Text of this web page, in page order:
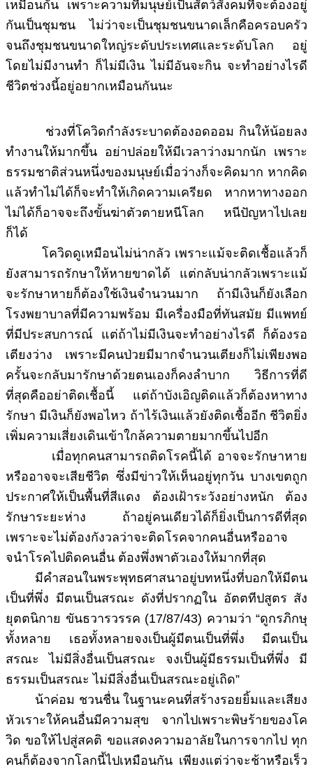
เหมือนกัน เพราะความที่มนุษย์เป็นสัตว์สังคมที่จะต้องอยู่
กันเป็นชุมชน ไม่ว่าจะเป็นชุมชนขนาดเล็กคือครอบครัว
จนถึงชุมชนขนาดใหญ่ระดับประเทศและระดับโลก อยู่
โดยไม่มีงานทำ ก็ไม่มีเงิน ไม่มีอันจะกิน จะทำอย่างไรดี
ชีวิตช่วงนี้อยู่อยากเหมือนกันนะ
ช่วงที่โควิดกำลังระบาดต้องอดออม กินให้น้อยลง
ทำงานให้มากขึ้น อย่าปล่อยให้มีเวลาว่างมากนัก เพราะ
ธรรมชาติส่วนหนึ่งของมนุษย์เมื่อว่างก็จะคิดมาก หากคิด
แล้วทำไม่ได้ก็จะทำให้เกิดความเครียด หากหาทางออก
ไม่ได้ก็อาจจะถึงขั้นฆ่าตัวตายหนีโลก หนีปัญหาไปเลย
ก็ได้
โควิดดูเหมือนไม่น่ากลัว เพราะแม้จะติดเชื้อแล้วก็
ยังสามารถรักษาให้หายขาดได้ แต่กลับน่ากลัวเพราะแม้
จะรักษาหายก็ต้องใช้เงินจำนวนมาก ถ้ามีเงินก็ยังเลือก
โรงพยาบาลที่มีความพร้อม มีเครื่องมือที่ทันสมัย มีแพทย์
ที่มีประสบการณ์ แต่ถ้าไม่มีเงินจะทำอย่างไรดี ก็ต้องรอ
เตียงว่าง เพราะมีคนป่วยมีมากจำนวนเตียงก็ไม่เพียงพอ
ครั้นจะกลับมารักษาด้วยตนเองก็คงลำบาก วิธีการที่ดี
ที่สุดคืออย่าติดเชื้อนี้ แต่ถ้าบังเอิญติดแล้วก็ต้องหาทาง
รักษา มีเงินก็ยังพอไหว ถ้าไร้เงินแล้วยังติดเชื้ออีก ชีวิตยิ่ง
เพิ่มความเสี่ยงเดินเข้าใกล้ความตายมากขึ้นไปอีก
เมื่อทุกคนสามารถติดโรคนี้ได้ อาจจะรักษาหาย
หรืออาจจะเสียชีวิต ซึ่งมีข่าวให้เห็นอยู่ทุกวัน บางเขตถูก
ประกาศให้เป็นพื้นที่สีแดง ต้องเฝ้าระวังอย่างหนัก ต้อง
รักษาระยะห่าง ถ้าอยู่คนเดียวได้ก็ยิ่งเป็นการดีที่สุด
เพราะจะไม่ต้องกังวลว่าจะติดโรคจากคนอื่นหรืออาจ
จนำโรคไปติดคนอื่น ต้องพึ่งพาตัวเองให้มากที่สุด
มีคำสอนในพระพุทธศาสนาอยู่บทหนึ่งที่บอกให้มีตน
เป็นที่พึ่ง มีตนเป็นสรณะ ดังที่ปรากฏใน อัตตทีปสูตร สัง
ยุตตนิกาย ขันธวารวรรค (17/87/43) ความว่า “ดูกรภิกษุ
ทั้งหลาย เธอทั้งหลายจงเป็นผู้มีตนเป็นที่พึ่ง มีตนเป็น
สรณะ ไม่มีสิ่งอื่นเป็นสรณะ จงเป็นผู้มีธรรมเป็นที่พึ่ง มี
ธรรมเป็นสรณะ ไม่มีสิ่งอื่นเป็นสรณะอยู่เถิด”
น้าค่อม ชวนชื่น ในฐานะคนที่สร้างรอยยิ้มและเสียง
หัวเราะให้คนอื่นมีความสุข จากไปเพราะพิษร้ายของโค
วิด ขอให้ไปสู่สคติ ขอแสดงความอาลัยในการจากไป ทุก
คนก็ต้องจากโลกนี้ไปเหมือนกัน เพียงแต่ว่าจะช้าหรือเร็ว